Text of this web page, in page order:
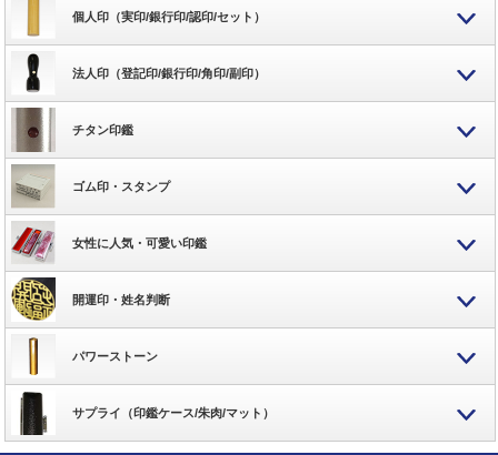
個人印（実印/銀行印/認印/セット）
法人印（登記印/銀行印/角印/副印）
チタン印鑑
ゴム印・スタンプ
女性に人気・可愛い印鑑
開運印・姓名判断
パワーストーン
サプライ（印鑑ケース/朱肉/マット）